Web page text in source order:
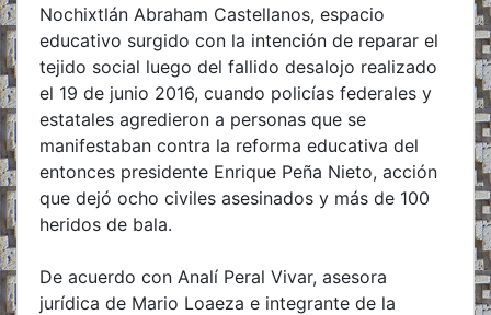
Nochixtlán Abraham Castellanos, espacio
educativo surgido con la intención de reparar el
tejido social luego del fallido desalojo realizado
el 19 de junio 2016, cuando policías federales y
estatales agredieron a personas que se
manifestaban contra la reforma educativa del
entonces presidente Enrique Peña Nieto, acción
que dejó ocho civiles asesinados y más de 100
heridos de bala.
De acuerdo con Analí Peral Vivar, asesora
jurídica de Mario Loaeza e integrante de la